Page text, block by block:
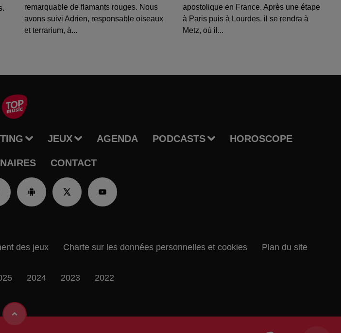
remarquable de flamants rouges. Nous
avons suivi Adrien, responsable oiseaux
et terrarium, à...
apostolique en France. Après une étape
à Paris puis à Lourdes, il se rendra à
Metz, où il...
JEUX AGENDA PODCASTS HOROSCOPE
CONTACT
des jeux Charte sur les données personnelles et cookies Plan du site
2024 2023 2022